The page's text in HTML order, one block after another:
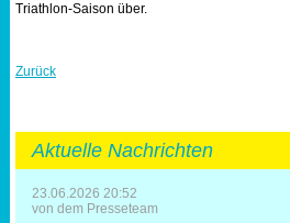
Triathlon-Saison über.
Zurück
Aktuelle Nachrichten
23.06.2026 20:52
von dem Presseteam